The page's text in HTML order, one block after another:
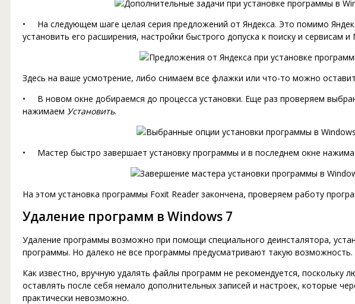
• На следующем шаге целая серия предложений от Яндекса. Это помимо
установить его расширения, настройки быстрого допуска к поиску и сервисам
Здесь на ваше усмотрение, либо снимаем все флажки или что-то можно
• В новом окне добираемся до процесса установки. Еще раз проверяем
нажимаем Установить.
• Мастер быстро завершает установку программы и в последнем окне
На этом установка программы Foxit Reader закончена, проверяем работу
Удаление программ в Windows 7
Удаление программы возможно при помощи специального деинсталятора,
программы. Но далеко не все программы предусматривают такую возможность.
Как известно, вручную удалять файлы программ не рекомендуется, поскольку
оставлять после себя немало дополнительных записей и настроек, которые
практически невозможно.